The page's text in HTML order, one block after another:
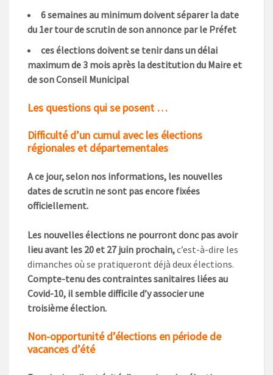
6 semaines au minimum doivent séparer la date
du 1er tour de scrutin de son annonce par le Préfet
ces élections doivent se tenir dans un délai
maximum de 3 mois après la destitution du Maire et
de son Conseil Municipal
Les questions qui se posent …
Difficulté d’un cumul avec les élections
régionales et départementales
A ce jour, selon nos informations, les nouvelles
dates de scrutin ne sont pas encore fixées
officiellement.
Les nouvelles élections ne pourront donc pas avoir
lieu avant les 20 et 27 juin prochain,c’est-à-dire les
dimanches où se pratiqueront déjà deux élections.
Compte-tenu des contraintes sanitaires liées au
Covid-10, il semble difficile d’y associer une
troisième élection.
Non-opportunité d’élections en période de
vacances d’été